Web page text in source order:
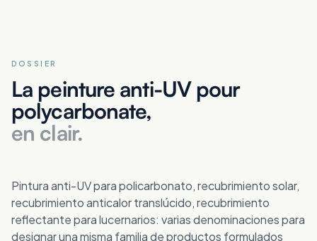
DOSSIER
La peinture anti-UV pour
polycarbonate,
en clair.
Pintura anti-UV para policarbonato, recubrimiento solar,
recubrimiento anticalor translúcido, recubrimiento
reflectante para lucernarios: varias denominaciones para
designar una misma familia de productos formulados